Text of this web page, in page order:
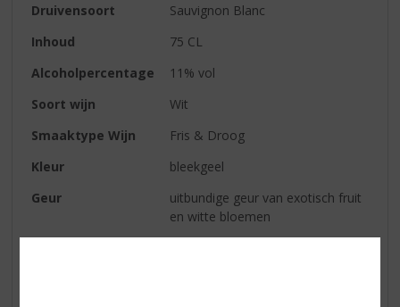
Druivensoort
Sauvignon Blanc
Inhoud
75 CL
Alcoholpercentage
11% vol
Soort wijn
Wit
Smaaktype Wijn
Fris & Droog
Kleur
bleekgeel
Geur
uitbundige geur van exotisch fruit
en witte bloemen